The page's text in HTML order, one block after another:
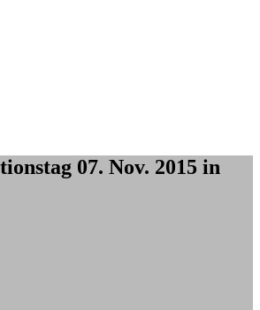
07. Nov. 2015 in